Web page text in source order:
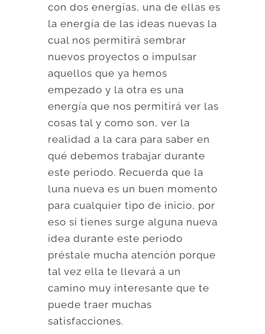
con dos energías, una de ellas es
la energía de las ideas nuevas la
cual nos permitirá sembrar
nuevos proyectos o impulsar
aquellos que ya hemos
empezado y la otra es una
energía que nos permitirá ver las
cosas tal y como son, ver la
realidad a la cara para saber en
qué debemos trabajar durante
este periodo. Recuerda que la
luna nueva es un buen momento
para cualquier tipo de inicio, por
eso si tienes surge alguna nueva
idea durante este periodo
préstale mucha atención porque
tal vez ella te llevará a un
camino muy interesante que te
puede traer muchas
satisfacciones.